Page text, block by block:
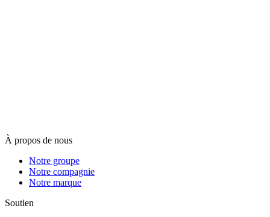
À propos de nous
Notre groupe
Notre compagnie
Notre marque
Soutien